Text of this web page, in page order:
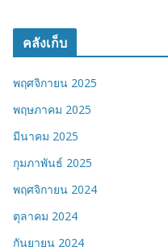
คลังเก็บ
พฤศจิกายน 2025
พฤษภาคม 2025
มีนาคม 2025
กุมภาพันธ์ 2025
พฤศจิกายน 2024
ตุลาคม 2024
กันยายน 2024